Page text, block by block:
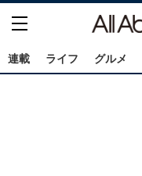
連載 ライフ グルメ